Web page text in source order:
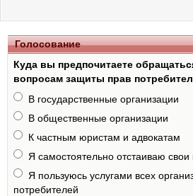
Голосование
Куда вы предпочитаете
вопросам защиты прав
В государственные организации
В общественные организации
К частным юристам и адвокатам
Я самостоятельно отстаиваю свои
Я пользуюсь услугами всех
потребителей